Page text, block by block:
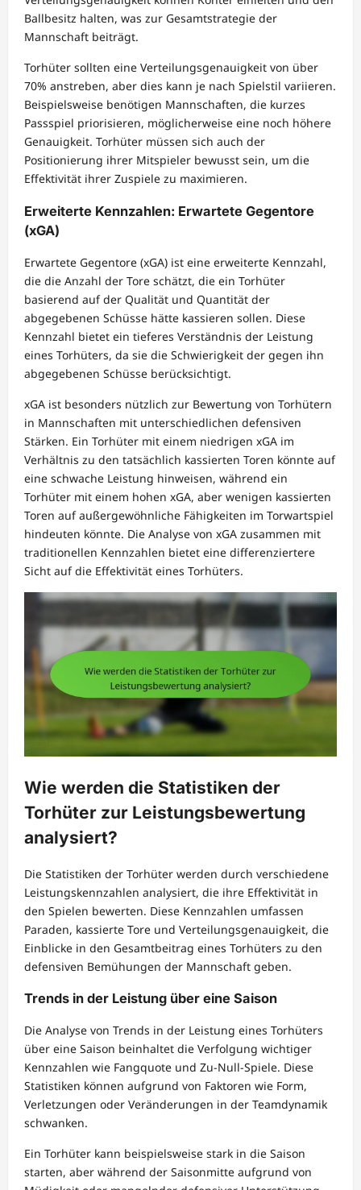
Ballbesitz halten, was zur Gesamtstrategie der
Mannschaft beiträgt.
Torhüter sollten eine Verteilungsgenauigkeit von über
70% anstreben, aber dies kann je nach Spielstil variieren.
Beispielsweise benötigen Mannschaften, die kurzes
Passspiel priorisieren, möglicherweise eine noch höhere
Genauigkeit. Torhüter müssen sich auch der
Positionierung ihrer Mitspieler bewusst sein, um die
Effektivität ihrer Zuspiele zu maximieren.
Erweiterte Kennzahlen: Erwartete Gegentore
(xGA)
Erwartete Gegentore (xGA) ist eine erweiterte Kennzahl,
die die Anzahl der Tore schätzt, die ein Torhüter
basierend auf der Qualität und Quantität der
abgegebenen Schüsse hätte kassieren sollen. Diese
Kennzahl bietet ein tieferes Verständnis der Leistung
eines Torhüters, da sie die Schwierigkeit der gegen ihn
abgegebenen Schüsse berücksichtigt.
xGA ist besonders nützlich zur Bewertung von Torhütern
in Mannschaften mit unterschiedlichen defensiven
Stärken. Ein Torhüter mit einem niedrigen xGA im
Verhältnis zu den tatsächlich kassierten Toren könnte auf
eine schwache Leistung hinweisen, während ein
Torhüter mit einem hohen xGA, aber wenigen kassierten
Toren auf außergewöhnliche Fähigkeiten im Torwartspiel
hindeuten könnte. Die Analyse von xGA zusammen mit
traditionellen Kennzahlen bietet eine differenziertere
Sicht auf die Effektivität eines Torhüters.
Wie werden die Statistiken der
Torhüter zur Leistungsbewertung
analysiert?
Die Statistiken der Torhüter werden durch verschiedene
Leistungskennzahlen analysiert, die ihre Effektivität in
den Spielen bewerten. Diese Kennzahlen umfassen
Paraden, kassierte Tore und Verteilungsgenauigkeit, die
Einblicke in den Gesamtbeitrag eines Torhüters zu den
defensiven Bemühungen der Mannschaft geben.
Trends in der Leistung über eine Saison
Die Analyse von Trends in der Leistung eines Torhüters
über eine Saison beinhaltet die Verfolgung wichtiger
Kennzahlen wie Fangquote und Zu-Null-Spiele. Diese
Statistiken können aufgrund von Faktoren wie Form,
Verletzungen oder Veränderungen in der Teamdynamik
schwanken.
Ein Torhüter kann beispielsweise stark in die Saison
starten, aber während der Saisonmitte aufgrund von